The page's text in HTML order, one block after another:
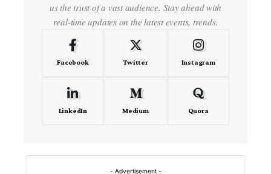
us the trust of a vast audience. Stay ahead with
real-time updates on the latest events, trends.
Facebook Twitter Instagram
LinkedIn Medium Quora
- Advertisement -